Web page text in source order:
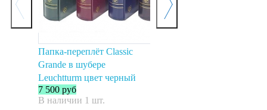
Папка-переплёт Classic
Grande в шубере
Leuchtturm цвет черный
7 500 руб
В наличии 1 шт.